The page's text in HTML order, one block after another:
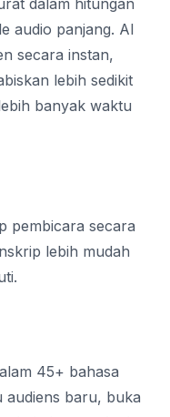
dalam hitungan
audio panjang. AI
secara instan,
lebih sedikit
banyak waktu
pembicara secara
lebih mudah
45+ bahasa
audiens baru, buka